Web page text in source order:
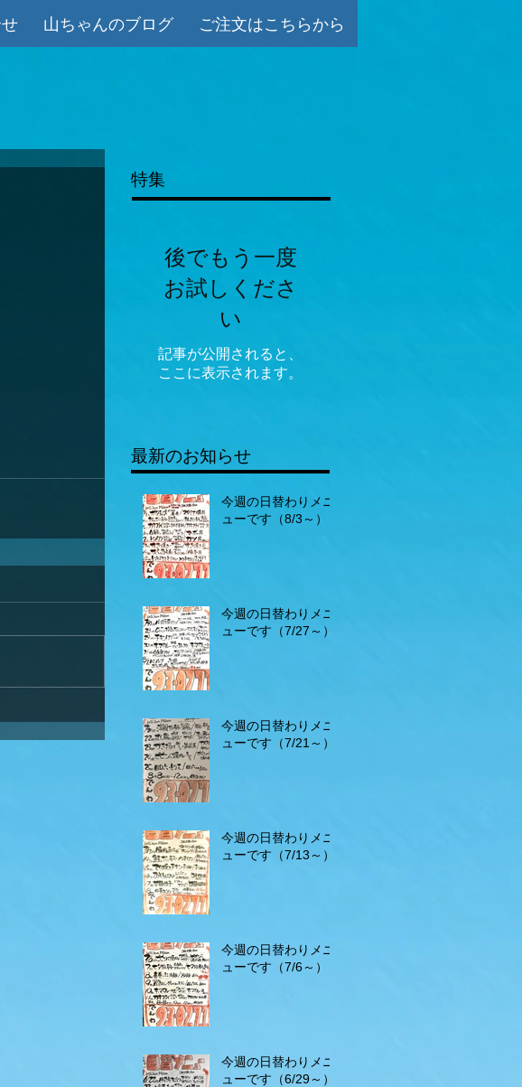
山ちゃんのブログ ご注文はこちらから
特集
後でもう一度
お試しくださ
い
記事が公開されると、
ここに表示されます。
最新のお知らせ
今週の日替わりメニ
ューです（8/3～）
今週の日替わりメニ
ューです（7/27～）
今週の日替わりメニ
ューです（7/21～）
今週の日替わりメニ
ューです（7/13～）
今週の日替わりメニ
ューです（7/6～）
今週の日替わりメニ
ューです（6/29～）